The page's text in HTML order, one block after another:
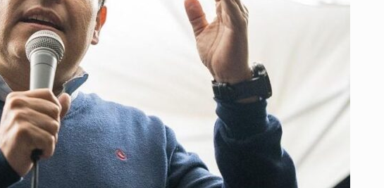
RIESGOSO
INCIERTO